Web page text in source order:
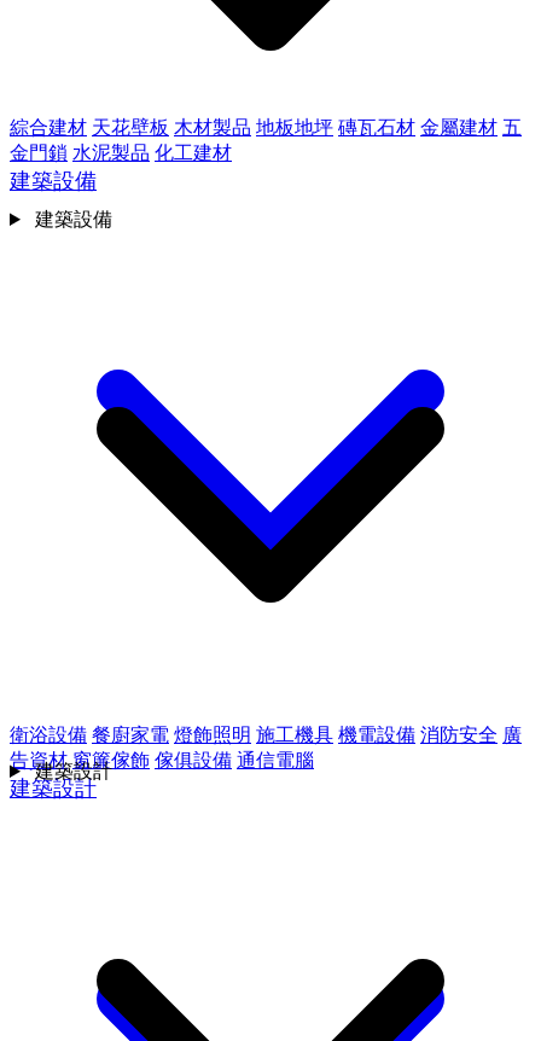
綜合建材 天花壁板 木材製品 地板地坪 磚瓦石材 金屬建材 五
金門鎖 水泥製品 化工建材
建築設備
衛浴設備 餐廚家電 燈飾照明 施工機具 機電設備 消防安全 廣
告資材 窗簾傢飾 傢俱設備 通信電腦
建築設計
建築設備
建築設計